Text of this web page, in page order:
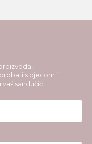
s djecom i
sandučić